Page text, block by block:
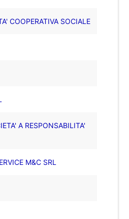
COOPERATIVA SOCIALE
A RESPONSABILITA'
M&C SRL